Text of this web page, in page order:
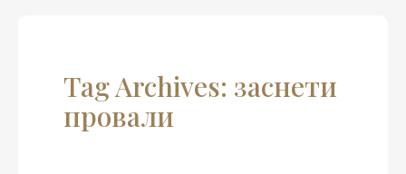
Tag Archives: заснети
провали